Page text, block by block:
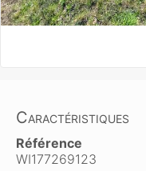
Caractéristiques
Référence
WI177269123